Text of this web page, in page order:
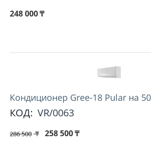
248 000₸
Кондиционер Gree-18 Pular на
КОД: VR/0063
286 500 ₸ 258 500₸